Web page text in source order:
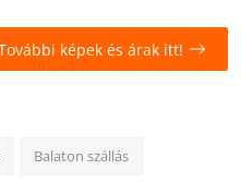
képek és árak itt!
Balaton szállás